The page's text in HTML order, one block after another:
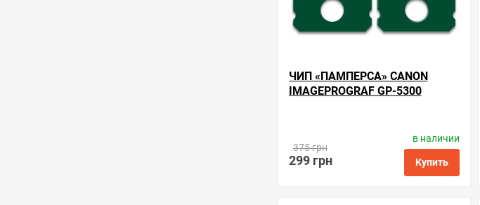
ЧИП «ПАМПЕРСА» CANON
IMAGEPROGRAF GP-5300
375 грн
299 грн
в наличии
Купить
Apex Microelectronics
Код товара:
cc.mc-31